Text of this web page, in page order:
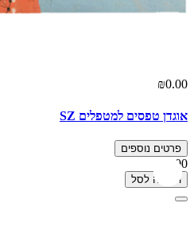
₪0.00
אוגדן טפסים למטפלים SZ
פרטים נוספים
₪0.00
הוספה לסל